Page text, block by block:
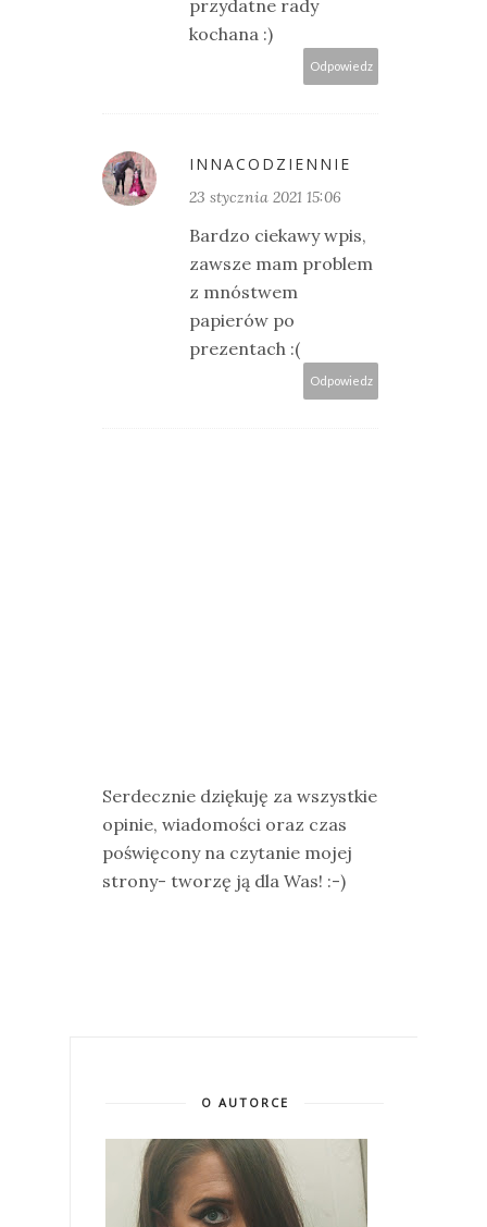
przydatne rady
kochana :)
Odpowiedz
INNACODZIENNIE
23 stycznia 2021 15:06
Bardzo ciekawy wpis,
zawsze mam problem
z mnóstwem
papierów po
prezentach :(
Odpowiedz
Serdecznie dziękuję za wszystkie
opinie, wiadomości oraz czas
poświęcony na czytanie mojej
strony- tworzę ją dla Was! :-)
O AUTORCE